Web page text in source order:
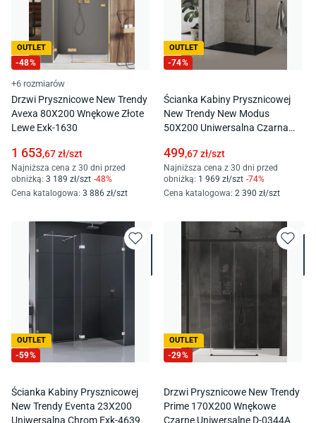
OUTLET
-48%
+6 rozmiarów
Drzwi Prysznicowe New Trendy
Avexa 80X200 Wnękowe Złote
Lewe Exk-1630
1 653,67zł/szt
Najniższa cena z 30 dni przed
obniżką: 3 189 zł/szt -48%
Cena katalogowa: 3 886 zł/szt
OUTLET
-74%
Ścianka Kabiny Prysznicowej
New Trendy New Modus
50X200 Uniwersalna Czarna
499,67zł/szt
Najniższa cena z 30 dni przed
obniżką: 1 969 zł/szt -74%
Cena katalogowa: 2 390 zł/szt
OUTLET
-59%
Ścianka Kabiny Prysznicowej
New Trendy Eventa 23X200
Uniwersalna Chrom Exk-4639
OUTLET
-29%
Drzwi Prysznicowe New Trendy
Prime 170X200 Wnękowe
Czarne Uniwersalne D-0344A